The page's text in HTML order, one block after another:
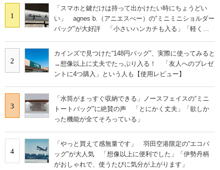
1
「スマホと鍵だけは持って出かけたい時にちょうどい
い」 agnes b.（アニエスべー）の“ミニミニショルダー
バッグ”が大好評 「小さいハンカチも入る」「軽くて
2
カインズで見つけた“148円バッグ”、実際に使ってみると
→想像以上に丈夫でたっぷり入る！ 「友人へのプレゼ
ントに4つ購入」という人も【使用レビュー】
3
「水筒がまっすぐ収納できる」ノースフェイスの“ミニ
トートバッグ”に絶賛の声 「とにかく丈夫」「欲しか
った機能が全てそろっている」
4
「やっと買えて感無量です」 羽田空港限定の“エコバ
ッグ”が大人気 「想像以上に便利でした」「伊勢丹柄
がおしゃれで、使うたびに気分が上がります」